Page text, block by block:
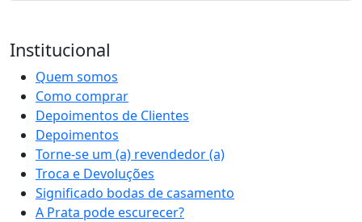
Institucional
Quem somos
Como comprar
Depoimentos de Clientes
Depoimentos
Torne-se um (a) revendedor (a)
Troca e Devoluções
Significado bodas de casamento
A Prata pode escurecer?